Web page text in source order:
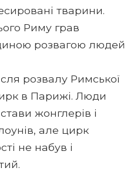
тварини.
Риму грав
розвагою людей
розвалу Римської
в Парижі. Люди
жонглерів і
але цирк
не набув і